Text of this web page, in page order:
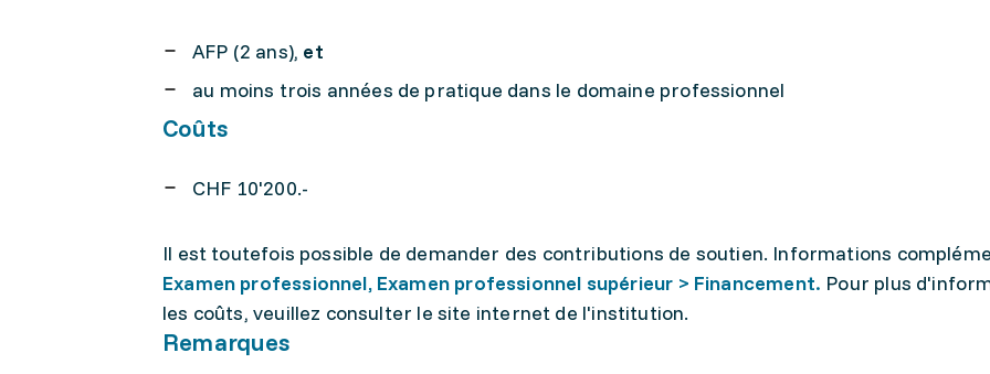
AFP (2 ans), et
au moins trois années de pratique dans le domaine professionnel
Coûts
CHF 10'200.-
Il est toutefois possible de demander des contributions de soutien. Informations
Examen professionnel, Examen professionnel supérieur > Financement. Pour plus
les coûts, veuillez consulter le site internet de l'institution.
Remarques